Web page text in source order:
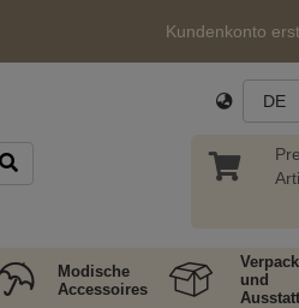
Kundenkonto
DE
Modische
Accessoires
und